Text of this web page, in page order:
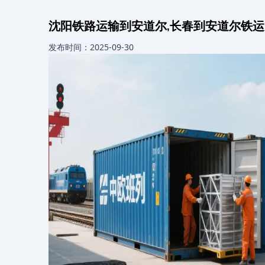
沈阳铁路运输到安道尔,长春到安道尔铁
发布时间：2025-09-30